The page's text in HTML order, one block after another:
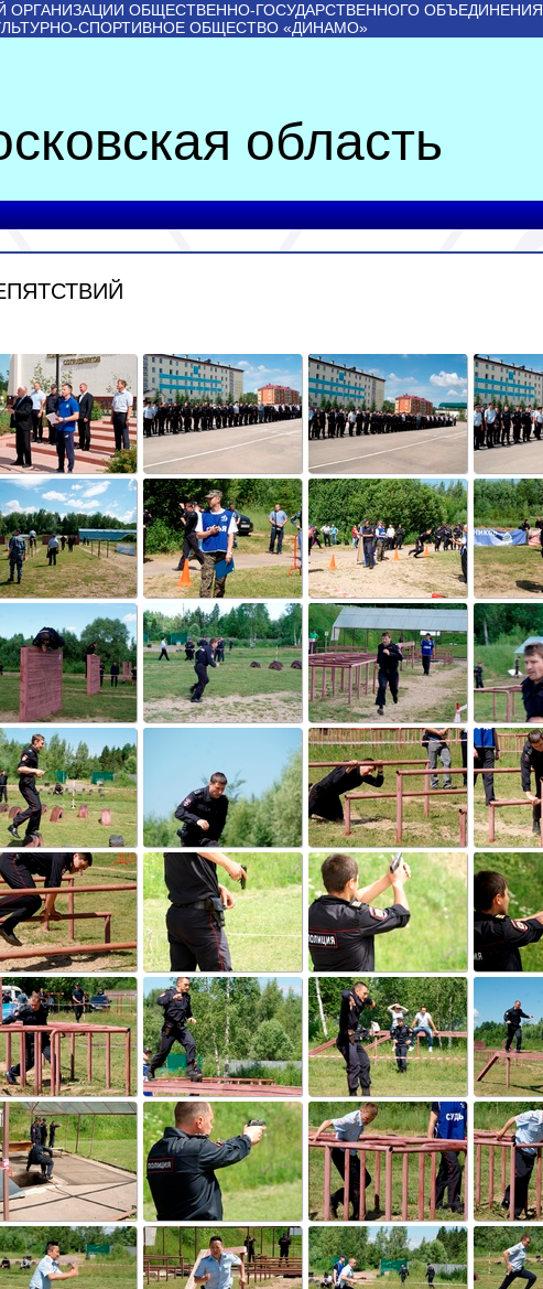
ОБЩЕСТВЕННО-ГОСУДАРСТВЕННОГО ОБЪЕДИНЕНИЯ
СПОРТИВНОЕ ОБЩЕСТВО «ДИНАМО»
область